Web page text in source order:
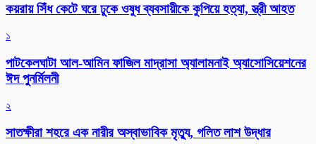
কয়রায় সিঁধ কেটে ঘরে ঢুকে ওষুধ ব্যবসায়ীকে কুপিয়ে হত্যা, স্ত্রী আহত
১
পাটকেলঘাটা আল-আমিন ফাজিল মাদ্রাসা অ্যালামনাই অ্যাসোসিয়েশনের
ঈদ পুনর্মিলনী
২
সাতক্ষীরা শহরে এক নারীর অস্বাভাবিক মৃত্যু, গলিত লাশ উদ্ধার